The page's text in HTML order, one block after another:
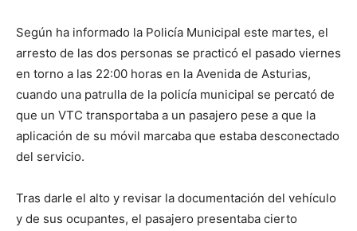
Según ha informado la Policía Municipal este martes, el
arresto de las dos personas se practicó el pasado viernes
en torno a las 22:00 horas en la Avenida de Asturias,
cuando una patrulla de la policía municipal se percató de
que un VTC transportaba a un pasajero pese a que la
aplicación de su móvil marcaba que estaba desconectado
del servicio.
Tras darle el alto y revisar la documentación del vehículo
y de sus ocupantes, el pasajero presentaba cierto